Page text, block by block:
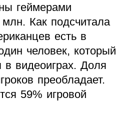
геймерами
Как подсчитала
есть в
человек, который
в видеоиграх. Доля
преобладает.
59% игровой